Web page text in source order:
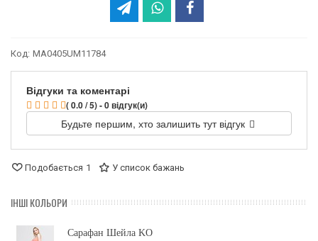
Код: MA0405UM11784
Відгуки та коментарі
( 0.0 / 5) - 0 відгук(и)
Будьте першим, хто залишить тут відгук
Подобається 1 У список бажань
ІНШІ КОЛЬОРИ
Сарафан Шейла KO